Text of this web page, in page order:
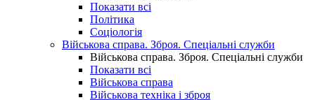
Показати всі
Політика
Соціологія
Військова справа. Зброя. Спеціальні служби
Військова справа. Зброя. Спеціальні служби
Показати всі
Військова справа
Військова техніка і зброя